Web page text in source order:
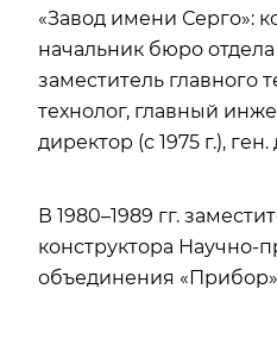
«Завод имени Серго»:
начальник бюро отдела
заместитель главного
технолог, главный
директор (с 1975 г.),
В 1980–1989 гг.
конструктора Научно-
объединения